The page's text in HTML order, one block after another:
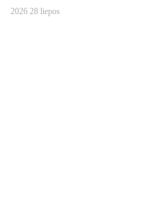
2026 28 liepos